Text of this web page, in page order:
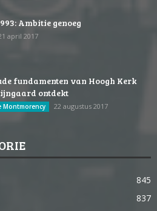
Ambitie genoeg
april 2017
fundamenten van Hoogh Kerk
ontdekt
Montmorency 22 augustus 2017
845
837